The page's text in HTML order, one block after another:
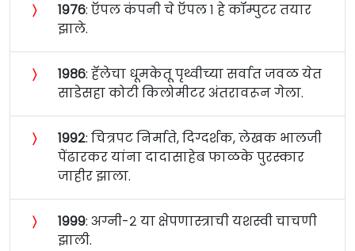
〉 १९७६: ऍपल कंपनी चे ऍपल १ हे कॉम्पुटर तयार
झाले.
〉 १९८६: हॅलेचा धूमकेतू पृथ्वीच्या सर्वात जवळ येत
साडेसहा कोटी किलोमीटर अंतरावरून गेला.
〉 १९९२: चित्रपट निर्माते, दिग्दर्शक, लेखक भालजी
पेंढारकर यांना दादासाहेब फाळके पुरस्कार
जाहीर झाला.
〉 १९९९: अग्नी-२ या क्षेपणास्त्राची यशस्वी चाचणी
झाली.